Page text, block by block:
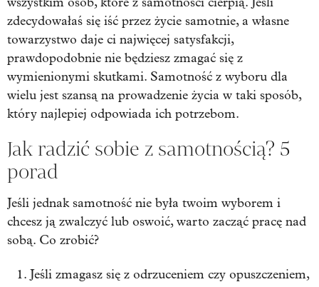
zdecydowałaś się iść przez życie samotnie, a własne
towarzystwo daje ci najwięcej satysfakcji,
prawdopodobnie nie będziesz zmagać się z
wymienionymi skutkami. Samotność z wyboru dla
wielu jest szansą na prowadzenie życia w taki sposób,
który najlepiej odpowiada ich potrzebom.
Jak radzić sobie z samotnością? 5
porad
Jeśli jednak samotność nie była twoim wyborem i
chcesz ją zwalczyć lub oswoić, warto zacząć pracę nad
sobą. Co zrobić?
Jeśli zmagasz się z odrzuceniem czy opuszczeniem,